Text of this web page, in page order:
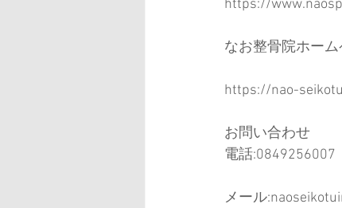
https://
なお整骨院ホー
https://nao-
お問い合わせ
電話:0849256007
メール